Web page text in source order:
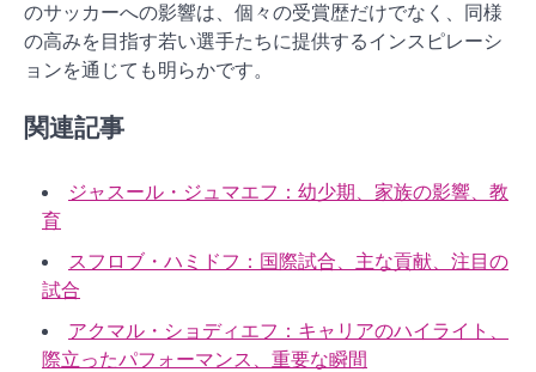
のサッカーへの影響は、個々の受賞歴だけでなく、同様
の高みを目指す若い選手たちに提供するインスピレーシ
ョンを通じても明らかです。
関連記事
ジャスール・ジュマエフ：幼少期、家族の影響、教
育
スフロブ・ハミドフ：国際試合、主な貢献、注目の
試合
アクマル・ショディエフ：キャリアのハイライト、
際立ったパフォーマンス、重要な瞬間